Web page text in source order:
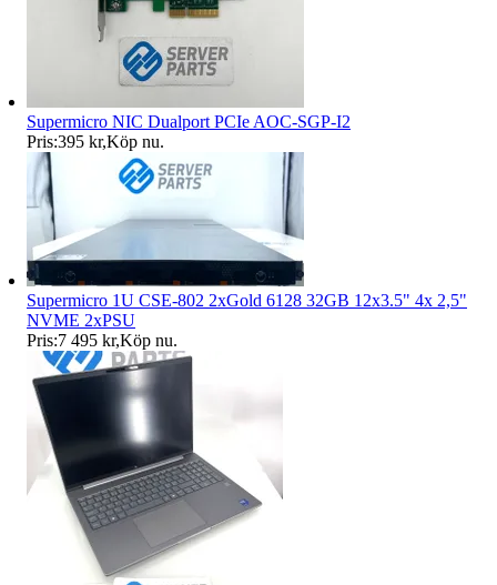
Supermicro NIC Dualport PCIe AOC-SGP-I2
Pris:395 kr,Köp nu.
Supermicro 1U CSE-802 2xGold 6128 32GB 12x3.5" 4x 2,5"
NVME 2xPSU
Pris:7 495 kr,Köp nu.